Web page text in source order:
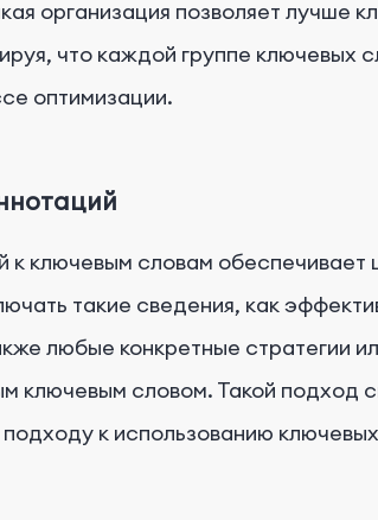
организация позволяет лучше
что каждой группе ключевых
оптимизации.
ключевым словам обеспечивает
такие сведения, как
любые конкретные стратегии
ключевым словом. Такой подход
к использованию